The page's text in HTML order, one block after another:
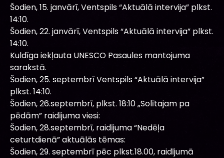
Šodien, 15. janvārī, Ventspils “Aktuālā intervija” plkst.
14:10.
Šodien, 22. janvārī, Ventspils “Aktuālā intervija” plkst.
14:10.
Kuldīga iekļauta UNESCO Pasaules mantojuma
sarakstā.
Šodien, 25. septembrī Ventspils “Aktuālā intervija”
plkst. 14:10.
Šodien, 26.septembrī, plkst. 18:10 „Solītajam pa
pēdām” raidījuma viesi:
Šodien, 28.septembrī, raidījuma “Nedēļa
ceturtdienā” aktuālās tēmas:
Šodien, 29. septembrī pēc plkst.18.00, raidījumā